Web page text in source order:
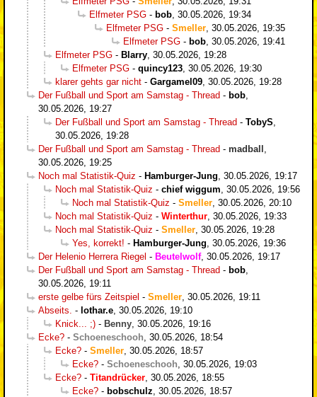
Elfmeter PSG - bob 30.05.2026, 19:34
Elfmeter PSG - Smeller 30.05.2026, 19:35
Elfmeter PSG - bob 30.05.2026, 19:41
Elfmeter PSG - Blarry 30.05.2026, 19:28
Elfmeter PSG - quincy123 30.05.2026, 19:30
klarer gehts gar nicht - Gargamel09 30.05.2026, 19:28
Der Fußball und Sport am Samstag - Thread - bob
30.05.2026, 19:27
Der Fußball und Sport am Samstag - Thread - TobyS
30.05.2026, 19:28
Der Fußball und Sport am Samstag - Thread - madball
30.05.2026, 19:25
Noch mal Statistik-Quiz - Hamburger-Jung 30.05.2026, 19:17
Noch mal Statistik-Quiz - chief wiggum 30.05.2026, 19:56
Noch mal Statistik-Quiz - Smeller 30.05.2026, 20:10
Noch mal Statistik-Quiz - Winterthur 30.05.2026, 19:33
Noch mal Statistik-Quiz - Smeller 30.05.2026, 19:28
Yes, korrekt! - Hamburger-Jung 30.05.2026, 19:36
Der Helenio Herrera Riegel - Beutelwolf, 30.05.2026, 19:17
Der Fußball und Sport am Samstag - Thread - bob
30.05.2026, 19:11
erste gelbe fürs Zeitspiel - Smeller 30.05.2026, 19:11
Abseits. - lothar.e 30.05.2026, 19:10
Knick... ;) - Benny 30.05.2026, 19:16
Ecke? - Schoeneschooh 30.05.2026, 18:54
Ecke? - Smeller 30.05.2026, 18:57
Ecke? - Schoeneschooh 30.05.2026, 19:03
Ecke? - Titandrücker 30.05.2026, 18:55
Ecke? - bobschulz 30.05.2026, 18:57